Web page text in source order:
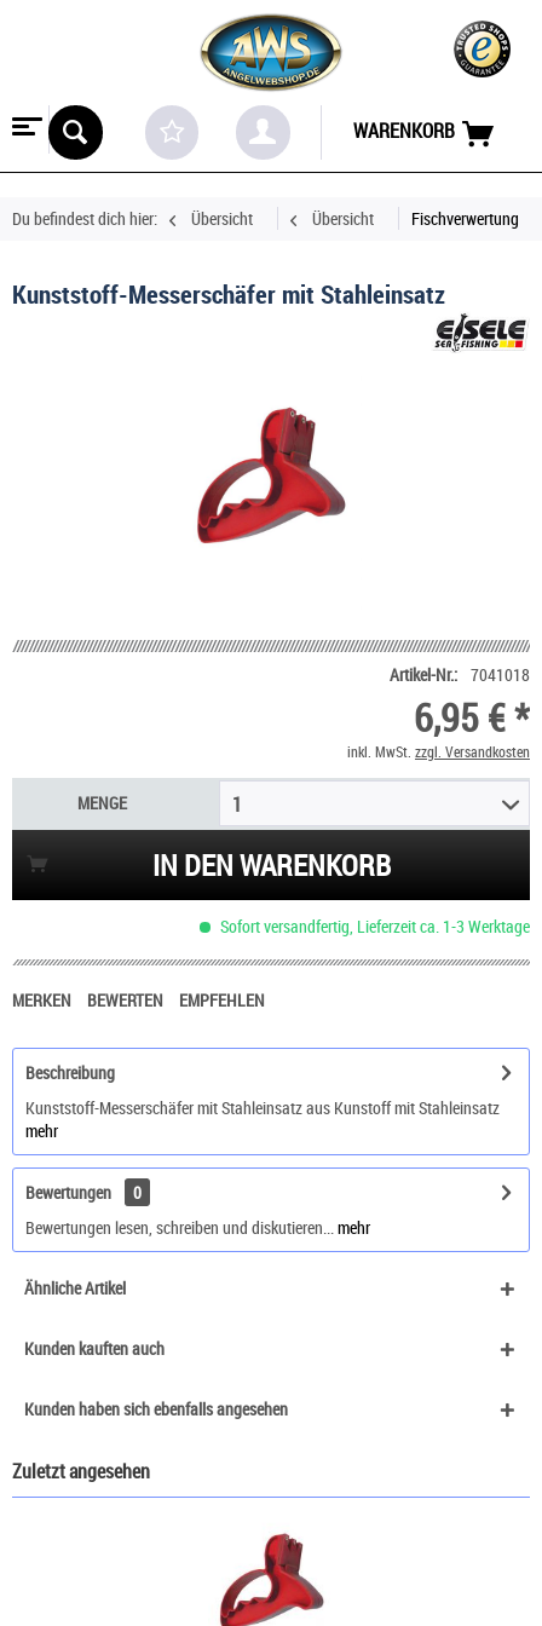
WARENKORB
Du befindest dich hier: Übersicht Übersicht Fischverwertung
Kunststoff-Messerschäfer mit Stahleinsatz
Artikel-Nr.: 7041018
6,95 € *
inkl. MwSt. zzgl. Versandkosten
MENGE 1
IN DEN WARENKORB
Sofort versandfertig, Lieferzeit ca. 1-3 Werktage
MERKEN BEWERTEN EMPFEHLEN
Beschreibung
Kunststoff-Messerschäfer mit Stahleinsatz aus Kunstoff mit Stahleinsatz
mehr
Bewertungen
0
Bewertungen lesen, schreiben und diskutieren...mehr
Ähnliche Artikel
Kunden kauften auch
Kunden haben sich ebenfalls angesehen
Zuletzt angesehen